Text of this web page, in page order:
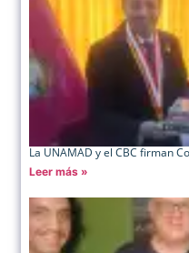
La UNAMAD y el CBC firman
Leer más »